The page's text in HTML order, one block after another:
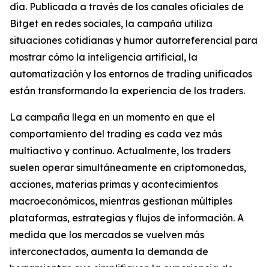
día. Publicada a través de los canales oficiales de
Bitget en redes sociales, la campaña utiliza
situaciones cotidianas y humor autorreferencial para
mostrar cómo la inteligencia artificial, la
automatización y los entornos de trading unificados
están transformando la experiencia de los traders.
La campaña llega en un momento en que el
comportamiento del trading es cada vez más
multiactivo y continuo. Actualmente, los traders
suelen operar simultáneamente en criptomonedas,
acciones, materias primas y acontecimientos
macroeconómicos, mientras gestionan múltiples
plataformas, estrategias y flujos de información. A
medida que los mercados se vuelven más
interconectados, aumenta la demanda de